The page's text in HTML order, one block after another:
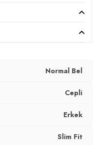
Normal Bel
Cepli
Erkek
Slim Fit